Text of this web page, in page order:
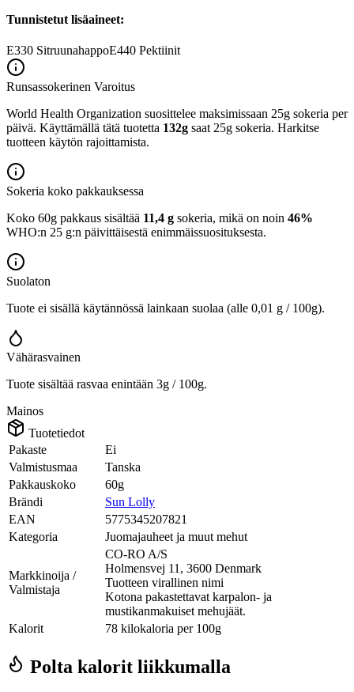
Tunnistetut lisäaineet:
E330 SitruunahappoE440 Pektiinit
Runsassokerinen Varoitus
World Health Organization suosittelee maksimissaan 25g sokeria per
päivä. Käyttämällä tätä tuotetta 132g saat 25g sokeria. Harkitse
tuotteen käytön rajoittamista.
Sokeria koko pakkauksessa
Koko 60g pakkaus sisältää 11,4 g sokeria, mikä on noin 46%
WHO:n 25 g:n päivittäisestä enimmäissuosituksesta.
Suolaton
Tuote ei sisällä käytännössä lainkaan suolaa (alle 0,01 g / 100g).
Vähärasvainen
Tuote sisältää rasvaa enintään 3g / 100g.
Mainos
Tuotetiedot
Pakaste
Ei
Valmistusmaa
Tanska
Pakkauskoko
60g
Brändi
Sun Lolly
EAN
5775345207821
Kategoria
Juomajauheet ja muut mehut
Markkinoija /
Valmistaja
CO-RO A/S
Holmensvej 11, 3600 Denmark
Tuotteen virallinen nimi
Kotona pakastettavat karpalon- ja
mustikanmakuiset mehujäät.
Kalorit
78 kilokaloria per 100g
Polta kalorit liikkumalla